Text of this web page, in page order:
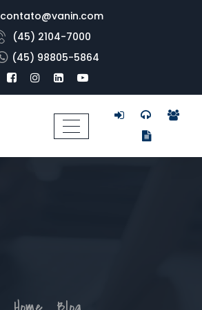
contato@vanin.com
(45) 2104-7000
(45) 98805-5864